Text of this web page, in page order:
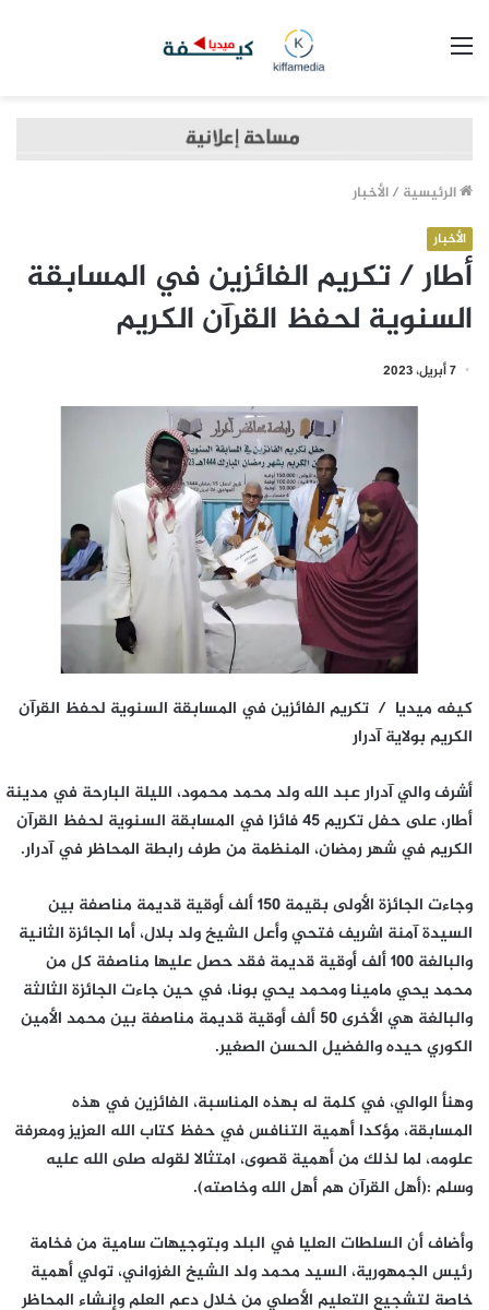
الرئيسية /الأخبار
الأخبار
أطار / تكريم الفائزين في المسابقة
السنوية لحفظ القرآن الكريم
7 أبريل، 2023
كيفه ميديا / تكريم الفائزين في المسابقة السنوية لحفظ القرآن
الكريم بولاية آدرار
أشرف والي آدرار عبد الله ولد محمد محمود، الليلة البارحة في مدينة
أطار، على حفل تكريم 45 فائزا في المسابقة السنوية لحفظ القرآن
الكريم في شهر رمضان، المنظمة من طرف رابطة المحاظر في آدرار.
وجاءت الجائزة الأولى بقيمة 150 ألف أوقية قديمة مناصفة بين
السيدة آمنة اشريف فتحي وأعل الشيخ ولد بلال، أما الجائزة الثانية
والبالغة 100 ألف أوقية قديمة فقد حصل عليها مناصفة كل من
محمد يحي مامينا ومحمد يحي بونا، في حين جاءت الجائزة الثالثة
والبالغة هي الأخرى 50 ألف أوقية قديمة مناصفة بين محمد الأمين
الكوري حيده والفضيل الحسن الصغير.
وهنأ الوالي، في كلمة له بهذه المناسبة، الفائزين في هذه
المسابقة، مؤكدا أهمية التنافس في حفظ كتاب الله العزيز ومعرفة
علومه، لما لذلك من أهمية قصوى، امتثالا لقوله صلى الله عليه
وسلم :(أهل القرآن هم أهل الله وخاصته).
وأضاف أن السلطات العليا في البلد وبتوجيهات سامية من فخامة
رئيس الجمهورية، السيد محمد ولد الشيخ الغزواني، تولي أهمية
خاصة لتشجيع التعليم الأصلي من خلال دعم العلم وإنشاء المحاظر